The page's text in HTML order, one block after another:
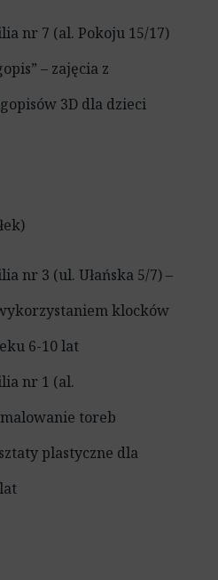
nr 7 (al. Pokoju 15/17)
– zajęcia z
3D dla dzieci
nr 3 (ul. Ułańska 5/7) –
klocków
6-10 lat
nr 1 (al.
toreb
plastyczne dla